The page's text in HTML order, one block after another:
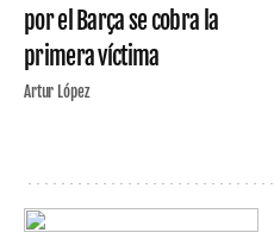
por el Barça se cobra la
primera víctima
Artur López